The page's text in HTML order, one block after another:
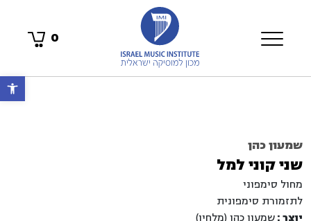
0
שמעון כהן
שני קוני למל
מחול סימפוני
לתזמורת סימפונית
יוצר :שמעון כהן (מלחין)